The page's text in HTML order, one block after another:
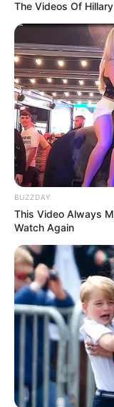
aprender a
problemas de
The Videos Of
BUZZDAY
This Video Always
Watch Again